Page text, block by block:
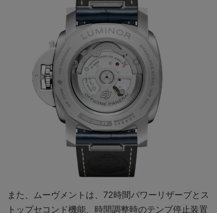
また、ムーヴメントは、72時間パワーリザーブとス
トップセコンド機能、時間調整時のテンプ停止装置